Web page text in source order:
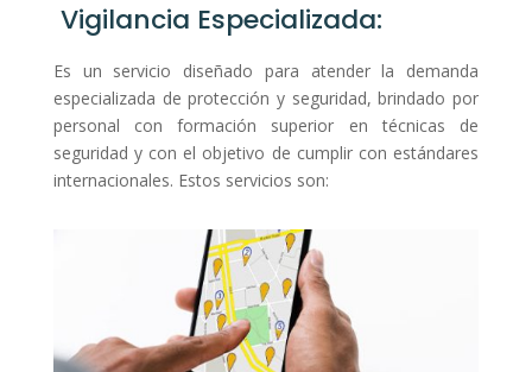
Vigilancia Especializada:
Es un servicio diseñado para atender la demanda
especializada de protección y seguridad, brindado por
personal con formación superior en técnicas de
seguridad y con el objetivo de cumplir con estándares
internacionales. Estos servicios son: